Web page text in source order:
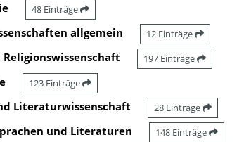
48 Einträge
allgemein 12 Einträge
Religionswissenschaft 197 Einträge
123 Einträge
Literaturwissenschaft 28 Einträge
und Literaturen 148 Einträge